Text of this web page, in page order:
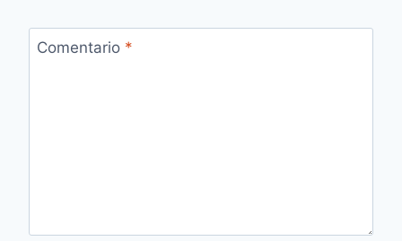
Comentario *